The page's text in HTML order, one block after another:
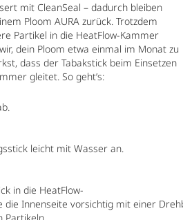
mit CleanSeal – dadurch bleiben
Ploom AURA zurück. Trotzdem
Partikel in die HeatFlow-Kammer
dein Ploom etwa einmal im Monat zu
dass der Tabakstick beim Einsetzen
gleitet. So geht’s:
leicht mit Wasser an.
in die HeatFlow-
die Innenseite vorsichtig mit einer